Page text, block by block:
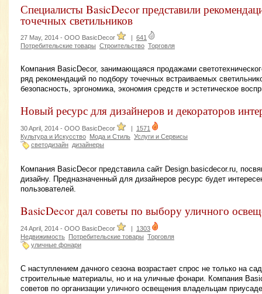
Специалисты BasicDecor представили
точечных светильников
27 May, 2014 - OOO BasicDecor
641
Потребительские товары Строительство Торговля
Компания BasicDecor, занимающаяся продажами
ряд рекомендаций по подбору точечных встраиваемых
безопасность, эргономика, экономия средств и эстетическое
Новый ресурс для дизайнеров и декораторов
30 April, 2014 - OOO BasicDecor | 1571
Культура и Искусство Мода и Стиль Услуги и Сервисы
светодизайн дизайнеры
Компания BasicDecor представила сайт Design.basicdecor.ru,
дизайну. Предназначенный для дизайнеров ресурс будет
пользователей.
BasicDecor дал советы по выбору уличного
24 April, 2014 - OOO BasicDecor | 1303
Недвижимость Потребительские товары Торговля
уличные фонари
С наступлением дачного сезона возрастает спрос не только на
строительные материалы, но и на уличные фонари. Компания
советов по организации уличного освещения владельцам